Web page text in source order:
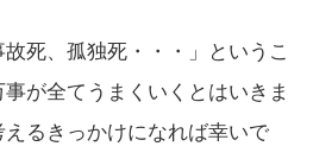
死、孤独死・・・」というこ
が全てうまくいくとはいきま
るきっかけになれば幸いで